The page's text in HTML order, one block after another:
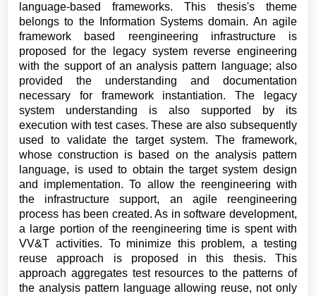
language-based frameworks. This thesis's theme
belongs to the Information Systems domain. An agile
framework based reengineering infrastructure is
proposed for the legacy system reverse engineering
with the support of an analysis pattern language; also
provided the understanding and documentation
necessary for framework instantiation. The legacy
system understanding is also supported by its
execution with test cases. These are also subsequently
used to validate the target system. The framework,
whose construction is based on the analysis pattern
language, is used to obtain the target system design
and implementation. To allow the reengineering with
the infrastructure support, an agile reengineering
process has been created. As in software development,
a large portion of the reengineering time is spent with
VV&T activities. To minimize this problem, a testing
reuse approach is proposed in this thesis. This
approach aggregates test resources to the patterns of
the analysis pattern language allowing reuse, not only